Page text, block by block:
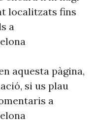
localitzats fins
a
aquesta pàgina,
si us plau
a